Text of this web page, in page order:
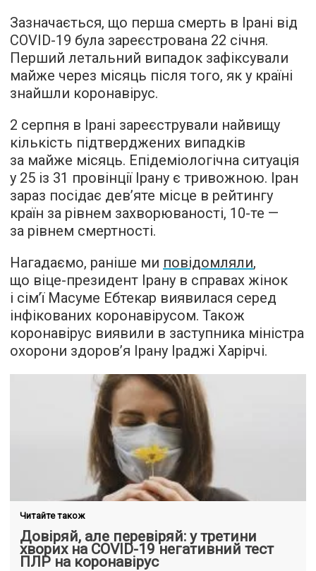
Зазначається, що перша смерть в Ірані від
COVID-19 була зареєстрована 22 січня.
Перший летальний випадок зафіксували
майже через місяць після того, як у країні
знайшли коронавірус.
2 серпня в Ірані зареєстрували найвищу
кількість підтверджених випадків
за майже місяць. Епідеміологічна ситуація
у 25 із 31 провінції Ірану є тривожною. Іран
зараз посідає дев’яте місце в рейтингу
країн за рівнем захворюваності, 10-те —
за рівнем смертності.
Нагадаємо, раніше ми повідомляли,
що віце-президент Ірану в справах жінок
і сім’ї Масуме Ебтекар виявилася серед
інфікованих коронавірусом. Також
коронавірус виявили в заступника міністра
охорони здоров’я Ірану Іраджі Харірчі.
Читайте також
Довіряй, але перевіряй: у третини
хворих на COVID-19 негативний тест
ПЛР на коронавірус